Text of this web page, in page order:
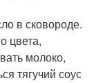
в сковороде.
цвета,
молоко,
тягучий соус